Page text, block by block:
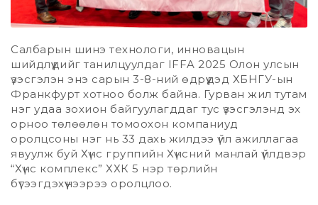
Салбарын шинэ технологи, инновацын
шийдлүүдийг танилцуулдаг IFFA 2025 Олон улсын
үзэсгэлэн энэ сарын 3-8-ний өдрүүдэд ХБНГУ-ын
Франкфурт хотноо болж байна. Гурван жил тутам
нэг удаа зохион байгуулагддаг тус үзэсгэлэнд эх
орноо төлөөлөн томоохон компаниуд
оролцсоны нэг нь 33 дахь жилдээ үйл ажиллагаа
явуулж буй Хүнс группийн Хүнсний манлай үйлдвэр
“Хүнс комплекс” ХХК 5 нэр төрлийн
бүтээгдэхүүнээрээ оролцлоо.